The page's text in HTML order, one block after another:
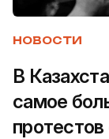
НОВОСТИ
В
самое